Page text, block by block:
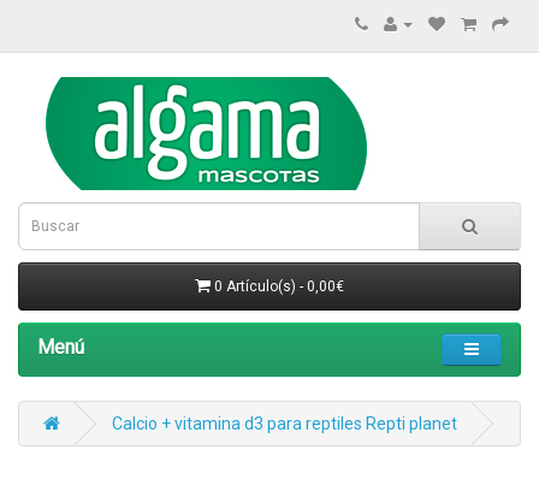
0 Artículo(s) - 0,00€
Menú
Calcio + vitamina d3 para reptiles Repti planet